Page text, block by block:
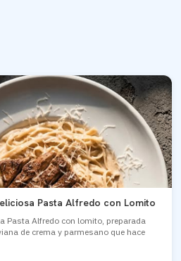
Pasta Alfredo con Lomito
Pasta Alfredo con lomito, preparada
de crema y parmesano que hace